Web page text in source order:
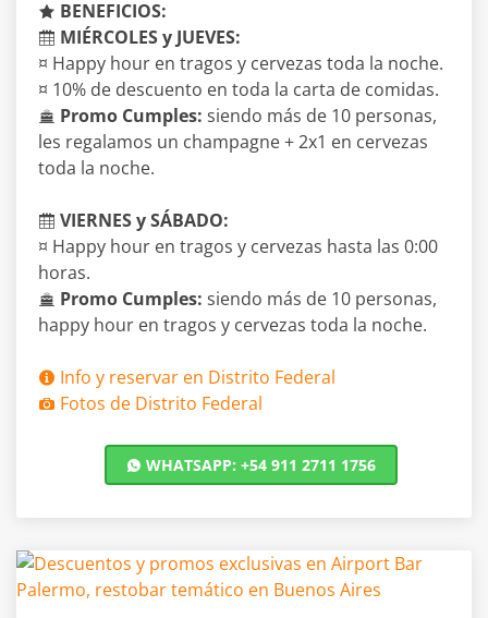
BENEFICIOS:
MIÉRCOLES y JUEVES:
¤ Happy hour en tragos y cervezas toda la noche.
¤ 10% de descuento en toda la carta de comidas.
Promo Cumples: siendo más de 10 personas,
les regalamos un champagne + 2x1 en cervezas
toda la noche.
VIERNES y SÁBADO:
¤ Happy hour en tragos y cervezas hasta las 0:00
horas.
Promo Cumples: siendo más de 10 personas,
happy hour en tragos y cervezas toda la noche.
Info y reservar en Distrito Federal
Fotos de Distrito Federal
WHATSAPP: +54 911 2711 1756